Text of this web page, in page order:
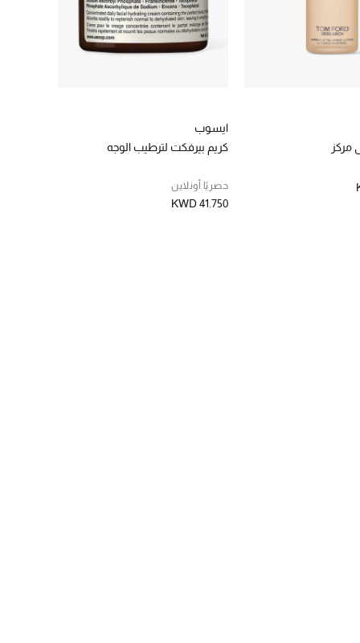
مركز
ايسوب
كريم بيرفكت لترطيب الوجه
حصريًا أونلاين
KWD 41.750